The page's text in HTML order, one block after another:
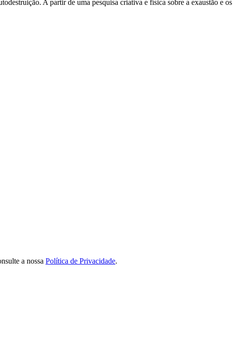
A partir de uma pesquisa criativa e física sobre a exaustão e os
a nossa Política de Privacidade.